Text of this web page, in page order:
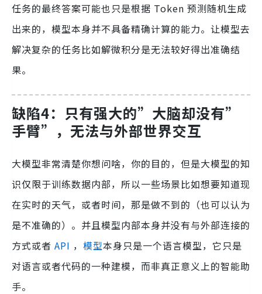
任务的最终答案可能也只是根据 Token 预测随机生成
出来的，模型本身并不具备精确计算的能力。让模型去
解决复杂的任务比如解微积分是无法较好得出准确结
果。
缺陷4：只有强大的”大脑却没有”
手臂”，无法与外部世界交互
大模型非常清楚你想问啥，你的目的，但是大模型的知
识仅限于训练数据内部，所以一些场景比如想要知道现
在实时的天气，或者时间，那是做不到的（也可以认为
是不准确的）。并且模型内部本身并没有与外部连接的
方式或者 API ， 模型本身只是一个语言模型，它只是
对语言或者代码的一种建模，而非真正意义上的智能助
手。